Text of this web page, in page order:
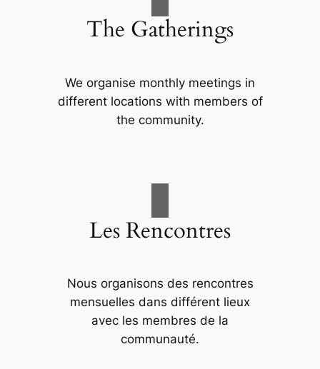
The Gatherings
We organise monthly meetings in
different locations with members of
the community.
Les Rencontres
Nous organisons des rencontres
mensuelles dans différent lieux
avec les membres de la
communauté.